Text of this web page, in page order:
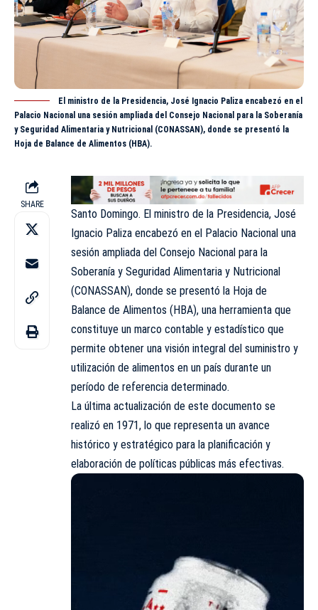
El ministro de la Presidencia, José Ignacio Paliza encabezó en el
Palacio Nacional una sesión ampliada del Consejo Nacional para la Soberanía
y Seguridad Alimentaria y Nutricional (CONASSAN), donde se presentó la
Hoja de Balance de Alimentos (HBA).
SHARE
Santo Domingo. El ministro de la Presidencia, José
Ignacio Paliza encabezó en el Palacio Nacional una
sesión ampliada del Consejo Nacional para la
Soberanía y Seguridad Alimentaria y Nutricional
(CONASSAN), donde se presentó la Hoja de
Balance de Alimentos (HBA), una herramienta que
constituye un marco contable y estadístico que
permite obtener una visión integral del suministro y
utilización de alimentos en un país durante un
período de referencia determinado.
La última actualización de este documento se
realizó en 1971, lo que representa un avance
histórico y estratégico para la planificación y
elaboración de políticas públicas más efectivas.